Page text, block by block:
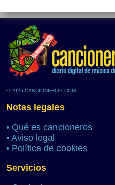
© 2026 CANCIONEROS.COM
Notas legales
• Qué es cancioneros
• Aviso legal
• Política de cookies
Servicios